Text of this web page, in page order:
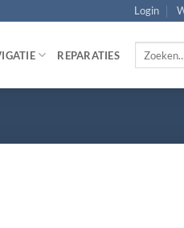
Login
REPARATIES